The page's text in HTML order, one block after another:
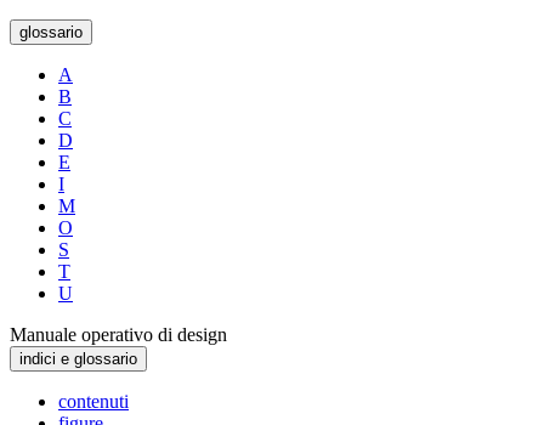
glossario
A
B
C
D
E
I
M
O
S
T
U
Manuale operativo di design
indici e glossario
contenuti